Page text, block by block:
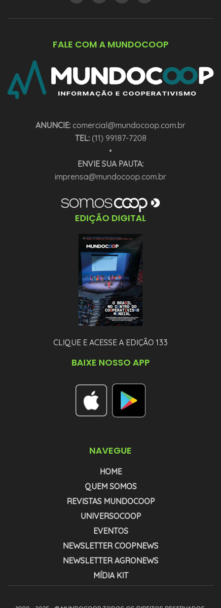
FALE COM A MUNDOCOOP
ANUNCIE: comercial@mundocoop.com.br
TEL:(11) 99187-7208
•
ENVIE SUA PAUTA:
imprensa@mundocoop.com.br
EDIÇÃO DIGITAL
CLIQUE E ACESSE A EDIÇÃO 133
BAIXE NOSSO APP
NAVEGUE
HOME
QUEM SOMOS
REVISTAS MUNDOCOOP
UNIVERSOCOOP
EVENTOS
NEWSLETTER COOPNEWS
NEWSLETTER AGRONEWS
MÍDIA KIT